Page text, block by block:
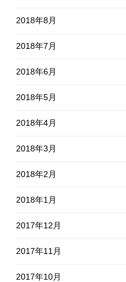
2018年8月
2018年7月
2018年6月
2018年5月
2018年4月
2018年3月
2018年2月
2018年1月
2017年12月
2017年11月
2017年10月